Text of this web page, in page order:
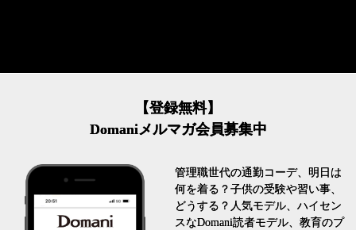
【登録無料】
Domaniメルマガ会員募集中
管理職世代の通勤コーデ、明日は
何を着る？子供の受験や習い事、
どうする？人気モデル、ハイセン
スなDomani読者モデル、教育のプ